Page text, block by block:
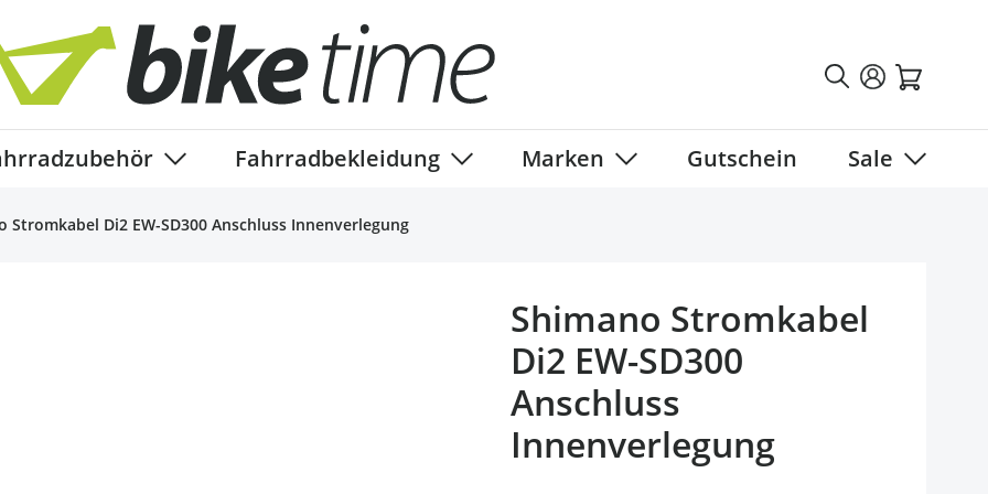
Show submenu for Fahrradzubehör category
Fahrradbekleidung Marken Gutschein Sale
Stromkabel Di2 EW-SD300 Anschluss Innenverlegung
Shimano Stromkabel
Di2 EW-SD300
Anschluss
Innenverlegung